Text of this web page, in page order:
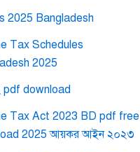
2025 Bangladesh
Tax Schedules
2025
pdf download
Tax Act 2023 BD pdf free
2025 আয়কর আইন ২০২৩